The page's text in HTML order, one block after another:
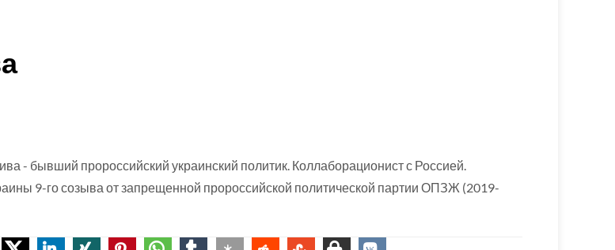
- бывший пророссийский украинский политик. Коллаборационист с Россией.
9-го созыва от запрещенной пророссийской политической партии ОПЗЖ (2019-